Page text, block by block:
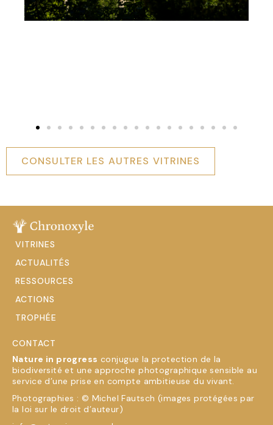
CONSULTER LES AUTRES VITRINES
VITRINES
ACTUALITÉS
RESSOURCES
ACTIONS
TROPHÉE
CONTACT
Nature in progress conjugue la protection de la
biodiversité et une approche photographique sensible au
service d’une prise en compte ambitieuse du vivant.
Photographies : © Michel Fautsch (images protégées par
la loi sur le droit d’auteur)